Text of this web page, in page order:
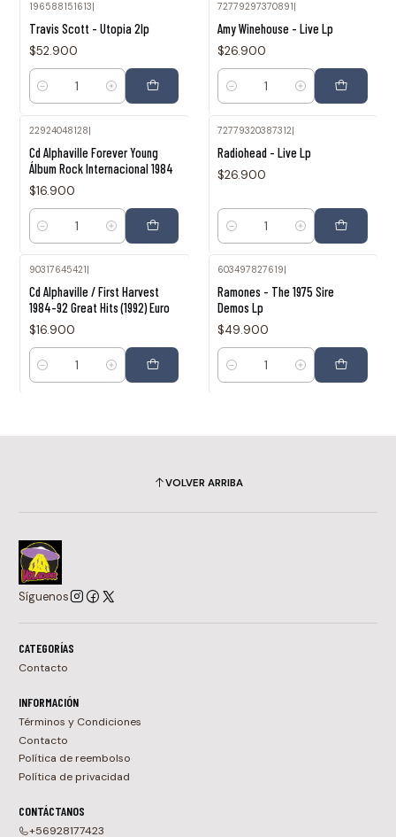
196588151613
Travis Scott - Utopia 2lp
$52.900
Cantidad
72779297370891
Amy Winehouse - Live Lp
$26.900
Cantidad
22924048128|
Cd Alphaville Forever Young
Álbum Rock Internacional 1984
$16.900
Cantidad
72779320387312|
Radiohead - Live Lp
$26.900
Cantidad
90317645421
Cd Alphaville / First Harvest
1984-92 Great Hits (1992) Euro
$16.900
Cantidad
603497827619
Ramones - The 1975 Sire
Demos Lp
$49.900
Cantidad
VOLVER ARRIBA
Síguenos
CATEGORÍAS
Contacto
INFORMACIÓN
Términos y Condiciones
Contacto
Política de reembolso
Política de privacidad
CONTÁCTANOS
+56928177423